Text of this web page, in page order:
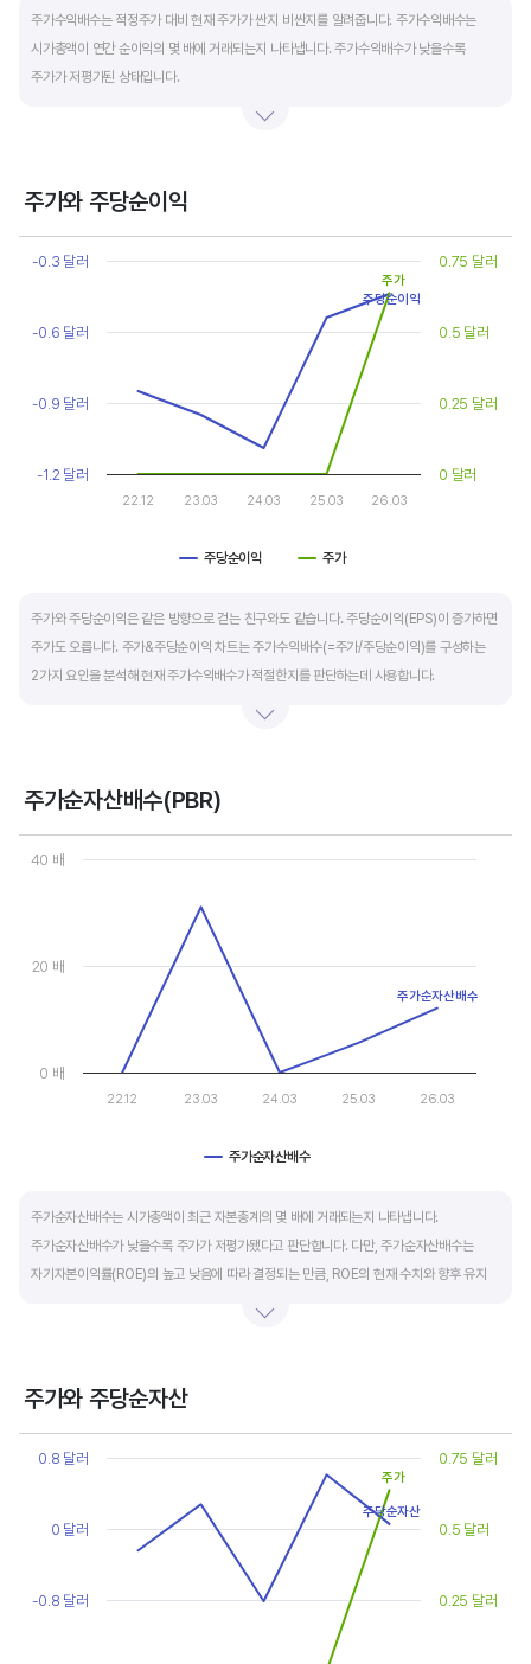
주가수익배수는 적정주가 대비 현재 주가가 싼지 비싼지를 알려줍니다. 주가수익배수는
시가총액이 연간 순이익의 몇 배에 거래되는지 나타냅니다. 주가수익배수가 낮을수록
주가가 저평가된 상태입니다.
상대적으로 싸게 거래된다고 판단합니다.
순이익이 성장할때와 감소할때 주가수익배수는 다르게 평가받습니다. 순이익 성장률이
높으면 주가수익배수도 높게 평가 받습니다. 이는 순이익 성장률이 높으면 주가도 크게
상승한다는 뜻입니다.
10년 간 장기적인 주가수익배수의 움직임과 최고, 최저점을 확인한 후, 현재 시점
주가수익배수와 비교해 주가가 싼지 비싼지를 평가하는게 좋습니다. 일반적으로 장기적인
주가수익배수의 평균 정도에 있으면 매수를 검토하고, 역사적인 최고점 수준에 있다면
이익이 더 성장할 수 있을지 더 꼼꼼히 살피고 유의해야 합니다.
주가와 주당순이익
Chart
Line chart with 2 lines.
The chart has 1 X axis displaying categories.
The chart has 2 Y axes displaying values, and values.
주당순이익 주가
22.12 23.03 24.03 25.03 26.03
-1.2 달러
-0.9 달러
-0.6 달러
-0.3 달러
0 달러
0.25 달러
0.5 달러
0.75 달러
주당순이익
주가
주가와 주당순이익은 같은 방향으로 걷는 친구와도 같습니다. 주당순이익(EPS)이 증가하면
주가도 오릅니다. 주가&주당순이익 차트는 주가수익배수(=주가/주당순이익)를 구성하는
2가지 요인을 분석해 현재 주가수익배수가 적절한지를 판단하는데 사용합니다.
- 매수 검토 : 주당순이익 증가, 주가 상승
- 매도 검토 : 주당순이익 감소, 주가 횡보 또는 하락
주당순이익이 증가해도 시장 전체적인 악재로 주가가 급락하면 좋은 매수 기회가 됩니다.
주가수익배수(PER) 차트와 함께 분석하면 더 유용합니다.
주가순자산배수(PBR)
Chart
Line chart with 5 data points.
The chart has 1 X axis displaying categories.
The chart has 1 Y axis displaying values. Data ranges from 0 to
주가순자산배수
22.12 23.03 24.03 25.03 26.03
0 배
20 배
40 배
주가순자산배수
주가순자산배수는 시가총액이 최근 자본총계의 몇 배에 거래되는지 나타냅니다.
주가순자산배수가 낮을수록 주가가 저평가됐다고 판단합니다. 다만, 주가순자산배수는
자기자본이익률(ROE)의 높고 낮음에 따라 결정되는 만큼, ROE의 현재 수치와 향후 유지
거래되면 주가가 저평가된 것으로 판단합니다. ROE&PBR 차트를 함께 보고 분석하는 것을
기업의 10년 정도의 장기적인 주가순자산배수 추이를 확인하는 것이 좋습니다.
주가순자산배수는 자기자본이익률이 높을때와 낮을때에 따라 다르게 평가받습니다. 현재
ROE와 비슷한 ROE를 기록한 과거년도를 찾고, 그 당시 시장에서 평가 받은
주가순자산배수(PBR)를 확인해 현재 주가의 저평가 여부를 판단하는 것이 좋습니다.
주가와 주당순자산
Chart
Line chart with 2 lines.
The chart has 1 X axis displaying categories.
The chart has 2 Y axes displaying values, and values.
-0.8 달러
0 달러
0.8 달러
0.25 달러
0.5 달러
0.75 달러
주당순자산
주가